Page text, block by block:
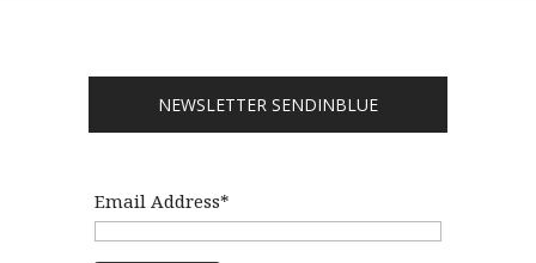
NEWSLETTER SENDINBLUE
Email Address*